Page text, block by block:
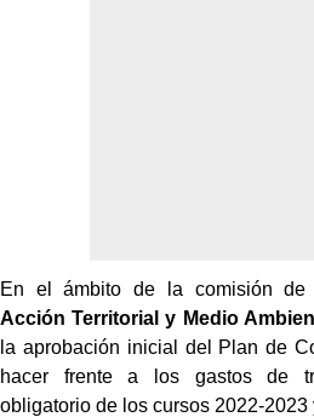
En el ámbito de la comisión
Acción Territorial y Medio
la aprobación inicial del Plan de
hacer frente a los gastos de
obligatorio de los cursos 2022-2023